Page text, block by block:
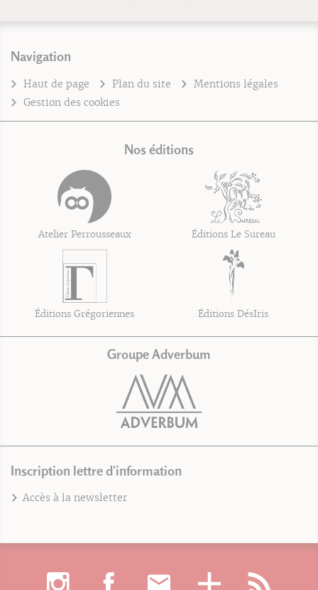
Navigation
Haut de page Plan du site
Mentions légales
Gestion des cookies
Nos éditions
Atelier Perrousseaux Éditions Le Sureau
Éditions Grégoriennes Éditions DésIris
Groupe Adverbum
Inscription lettre d'information
Accès à la newsletter